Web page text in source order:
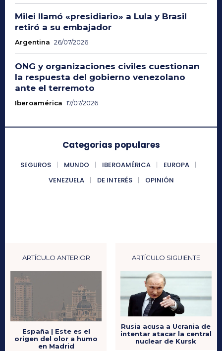
Milei llamó «presidiario» a Lula y Brasil
retiró a su embajador
Argentina 26/07/2026
ONG y organizaciones civiles cuestionan
la respuesta del gobierno venezolano
ante el terremoto
Iberoamérica 17/07/2026
Categorias populares
SEGUROS MUNDO IBEROAMÉRICA
EUROPA
VENEZUELA
DE INTERÉS OPINIÓN
ARTÍCULO ANTERIOR
España | Este es el
origen del olor a humo
en Madrid
ARTÍCULO SIGUIENTE
Rusia acusa a Ucrania de
intentar atacar la central
nuclear de Kursk